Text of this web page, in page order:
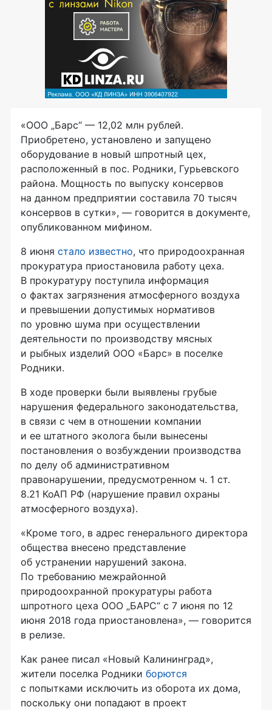
«ООО „Барс“ — 12,02 млн рублей.
Приобретено, установлено и запущено
оборудование в новый шпротный цех,
расположенный в пос. Родники, Гурьевского
района. Мощность по выпуску консервов
на данном предприятии составила 70 тысяч
консервов в сутки», — говорится в документе,
опубликованном мифином.
8 июня стало известно, что природоохранная
прокуратура приостановила работу цеха.
В прокуратуру поступила информация
о фактах загрязнения атмосферного воздуха
и превышении допустимых нормативов
по уровню шума при осуществлении
деятельности по производству мясных
и рыбных изделий ООО «Барс» в поселке
Родники.
В ходе проверки были выявлены грубые
нарушения федерального законодательства,
в связи с чем в отношении компании
и ее штатного эколога были вынесены
постановления о возбуждении производства
по делу об административном
правонарушении, предусмотренном ч. 1 ст.
8.21 КоАП РФ (нарушение правил охраны
атмосферного воздуха).
«Кроме того, в адрес генерального директора
общества внесено представление
об устранении нарушений закона.
По требованию межрайонной
природоохранной прокуратуры работа
шпротного цеха ООО „БАРС“ с 7 июня по 12
июня 2018 года приостановлена», — говорится
в релизе.
Как ранее писал «Новый Калининград»,
жители поселка Родники борются
с попытками исключить из оборота их дома,
поскольку они попадают в проект